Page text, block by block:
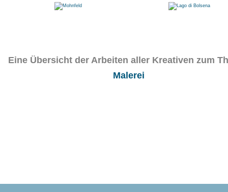
Eine Übersicht der Arbeiten aller Kreativen zum
Malerei